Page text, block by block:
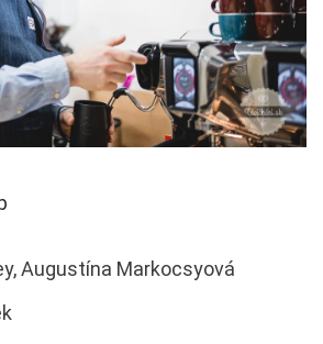
Augustína Markocsyová